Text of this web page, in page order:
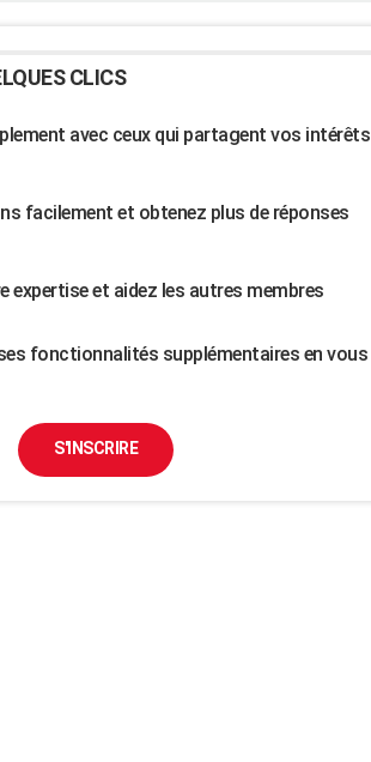
CLICS
avec ceux qui partagent vos intérêts
facilement et obtenez plus de réponses
expertise et aidez les autres membres
fonctionnalités supplémentaires en vous
S'INSCRIRE